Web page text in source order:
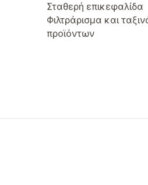
Σταθερή επικεφαλίδα
Φιλτράρισμα και
προϊόντων